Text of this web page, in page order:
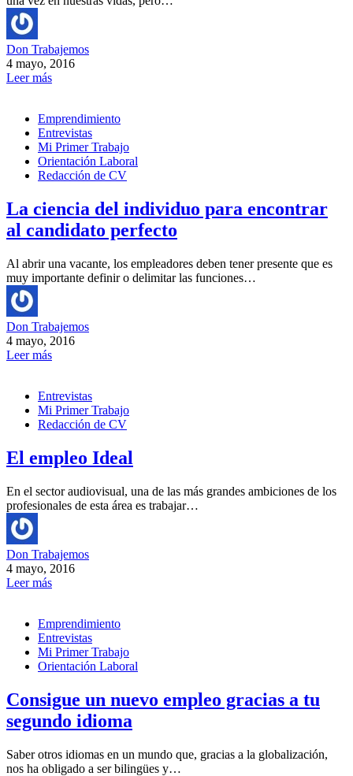
Don Trabajemos
4 mayo, 2016
Leer más
Emprendimiento
Entrevistas
Mi Primer Trabajo
Orientación Laboral
Redacción de CV
La ciencia del individuo para encontrar
al candidato perfecto
Al abrir una vacante, los empleadores deben tener presente que es
muy importante definir o delimitar las funciones…
Don Trabajemos
4 mayo, 2016
Leer más
Entrevistas
Mi Primer Trabajo
Redacción de CV
El empleo Ideal
En el sector audiovisual, una de las más grandes ambiciones de los
profesionales de esta área es trabajar…
Don Trabajemos
4 mayo, 2016
Leer más
Emprendimiento
Entrevistas
Mi Primer Trabajo
Orientación Laboral
Consigue un nuevo empleo gracias a tu
segundo idioma
Saber otros idiomas en un mundo que, gracias a la globalización,
nos ha obligado a ser bilingües y…